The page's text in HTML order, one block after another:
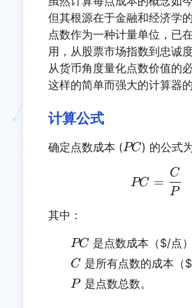
但其根源在于金融和经济学
点数作为一种计量单位，已
用，从股票市场指数到忠诚
从货币角度量化点数价值的
这样的简单而强大的计算器的
计算公式
确定点数成本 (PC
PC) 的公式
PC
PC =
P
C
其中：
PC
PC 是点数成本（$/点）
C
C 是所有点数的成本（$
P
P是点数总数。